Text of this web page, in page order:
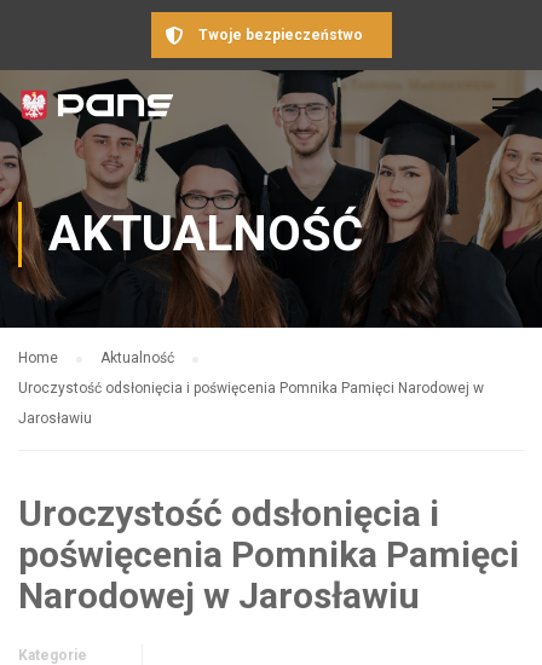
Twoje bezpieczeństwo
AKTUALNOŚĆ
Home
Aktualność
Uroczystość odsłonięcia i poświęcenia Pomnika Pamięci Narodowej w
Jarosławiu
Uroczystość odsłonięcia i
poświęcenia Pomnika Pamięci
Narodowej w Jarosławiu
Kategorie